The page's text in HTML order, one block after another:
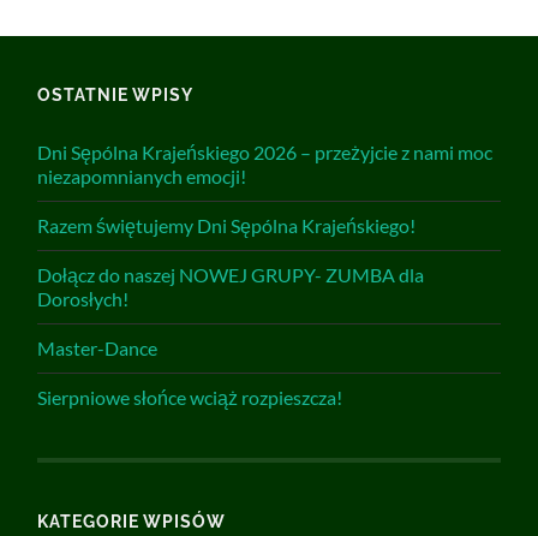
OSTATNIE WPISY
Dni Sępólna Krajeńskiego 2026 – przeżyjcie z nami moc
niezapomnianych emocji!
Razem świętujemy Dni Sępólna Krajeńskiego!
Dołącz do naszej NOWEJ GRUPY- ZUMBA dla
Dorosłych!
Master-Dance
Sierpniowe słońce wciąż rozpieszcza!
KATEGORIE WPISÓW